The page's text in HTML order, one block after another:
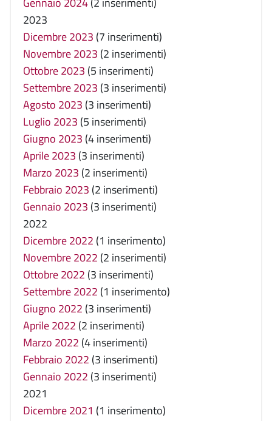
2023
Dicembre 2023 (7 inserimenti)
Novembre 2023 (2 inserimenti)
Ottobre 2023 (5 inserimenti)
Settembre 2023 (3 inserimenti)
Agosto 2023 (3 inserimenti)
Luglio 2023 (5 inserimenti)
Giugno 2023 (4 inserimenti)
Aprile 2023 (3 inserimenti)
Marzo 2023 (2 inserimenti)
Febbraio 2023 (2 inserimenti)
Gennaio 2023 (3 inserimenti)
2022
Dicembre 2022 (1 inserimento)
Novembre 2022 (2 inserimenti)
Ottobre 2022 (3 inserimenti)
Settembre 2022 (1 inserimento)
Giugno 2022 (3 inserimenti)
Aprile 2022 (2 inserimenti)
Marzo 2022 (4 inserimenti)
Febbraio 2022 (3 inserimenti)
Gennaio 2022 (3 inserimenti)
2021
Dicembre 2021 (1 inserimento)